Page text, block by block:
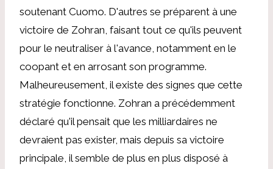
soutenant Cuomo. D'autres se préparent à une
victoire de Zohran, faisant tout ce qu'ils peuvent
pour le neutraliser à l'avance, notamment en le
coopant et en arrosant son programme.
Malheureusement, il existe des signes que cette
stratégie fonctionne. Zohran a précédemment
déclaré qu'il pensait que les milliardaires ne
devraient pas exister, mais depuis sa victoire
principale, il semble de plus en plus disposé à